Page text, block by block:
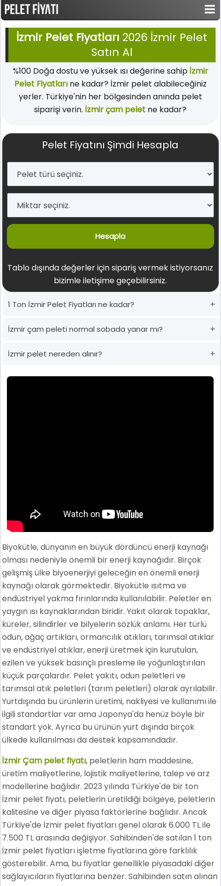
İzmir Pelet Fiyatları 2026 İzmir Pelet
Satın Al
%100 Doğa dostu ve yüksek ısı değerine sahip İzmir
Pelet Fiyatlarıne kadar? İzmir pelet alabileceğiniz
yerler. Türkiye'nin her bölgesinden anında pelet
siparişi verin. İzmir çam pelet ne kadar?
Pelet Fiyatını Şimdi Hesapla
Hesapla
Tablo dışında değerler için sipariş vermek istiyorsanız
bizimle iletişime geçebilirsiniz.
1 Ton İzmir Pelet Fiyatları ne kadar?
İzmir çam peleti normal sobada yanar mı?
İzmir pelet nereden alınır?
Biyokütle, dünyanın en büyük dördüncü enerji kaynağı
olması nedeniyle önemli bir enerji kaynağıdır. Birçok
gelişmiş ülke biyoenerjiyi geleceğin en önemli enerji
kaynağı olarak görmektedir. Biyokütle ısıtma ve
endüstriyel yakma fırınlarında kullanılabilir. Peletler en
yaygın ısı kaynaklarından biridir. Yakıt olarak topaklar,
küreler, silindirler ve bilyelerin sözlük anlamı. Her türlü
odun, ağaç artıkları, ormancılık atıkları, tarımsal atıklar
ve endüstriyel atıklar, enerji üretmek için kurutulan,
ezilen ve yüksek basınçlı presleme ile yoğunlaştırılan
küçük parçalardır. Pelet yakıtı, odun peletleri ve
tarımsal atık peletleri (tarım peletleri) olarak ayrılabilir.
Yurtdışında bu ürünlerin üretimi, nakliyesi ve kullanımı ile
ilgili standartlar var ama Japonya'da henüz böyle bir
standart yok. Ayrıca bu ürünün yurt dışında birçok
ülkede kullanılması da destek kapsamındadır.
İzmir Çam pelet fiyatı, peletlerin ham maddesine,
üretim maliyetlerine, lojistik maliyetlerine, talep ve arz
modellerine bağlıdır. 2023 yılında Türkiye'de bir ton
İzmir pelet fiyatı, peletlerin üretildiği bölgeye, peletlerin
kalitesine ve diğer piyasa faktörlerine bağlıdır. Ancak
Türkiye'de İzmir pelet fiyatları genel olarak 6.000 TL ile
7.500 TL arasında değişiyor. Sahibinden'de satılan 1 ton
İzmir pelet fiyatları işletme fiyatlarına göre farklılık
gösterebilir. Ama, bu fiyatlar genellikle piyasadaki diğer
sağlayıcıların fiyatlarına benzer. Sahibinden satın alınan